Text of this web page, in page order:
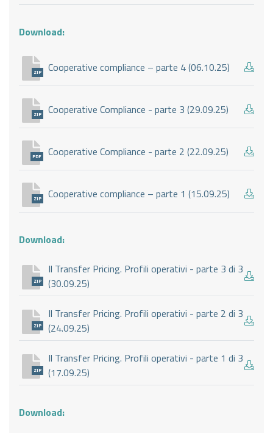
Download:
ZIP Cooperative compliance – parte 4 (06.10.25)
ZIP Cooperative Compliance - parte 3 (29.09.25)
PDF Cooperative Compliance - parte 2 (22.09.25)
ZIP Cooperative compliance – parte 1 (15.09.25)
Download:
ZIP
Il Transfer Pricing. Profili operativi - parte 3 di 3
(30.09.25)
ZIP
Il Transfer Pricing. Profili operativi - parte 2 di 3
(24.09.25)
ZIP
Il Transfer Pricing. Profili operativi - parte 1 di 3
(17.09.25)
Download: